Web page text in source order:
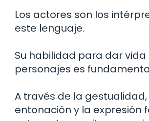
Los actores son los
este lenguaje.
Su habilidad para dar vida
personajes es
A través de la gestualidad,
entonación y la expresión